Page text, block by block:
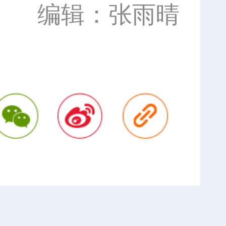
编辑：张雨晴